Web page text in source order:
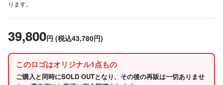
ります。
39,800円 (税込43,780円)
このロゴはオリジナル1点もの
ご購入と同時にSOLD OUTとなり、その後の再販は一切ありませ